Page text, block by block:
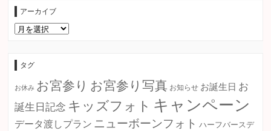
アーカイブ
ア
ー
タグ
お休み お宮参り お宮参り写真 お知らせ お誕生日 お
誕生日記念 キッズフォト キャンペーン
データ渡しプラン ニューボーンフォト ハーフバースデ